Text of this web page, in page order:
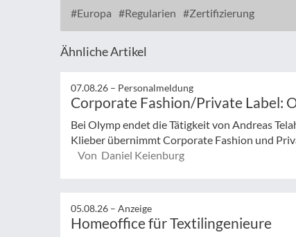
Europa Regularien Zertifizierung
Ähnliche Artikel
07.08.26 – Personalmeldung
Corporate Fashion/Private Label:
Bei Olymp endet die Tätigkeit von Andreas
Klieber übernimmt Corporate Fashion und
Von Daniel Keienburg
05.08.26 – Anzeige
Homeoffice für Textilingenieure